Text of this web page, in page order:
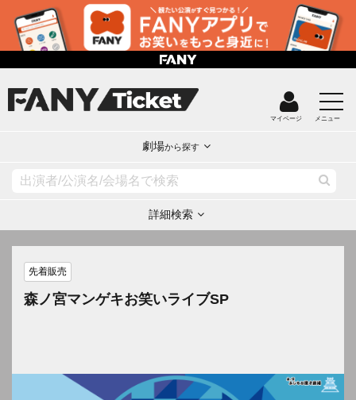
マイページ メニュー
劇場から探す
詳細検索
先着販売
森ノ宮マンゲキお笑いライブSP